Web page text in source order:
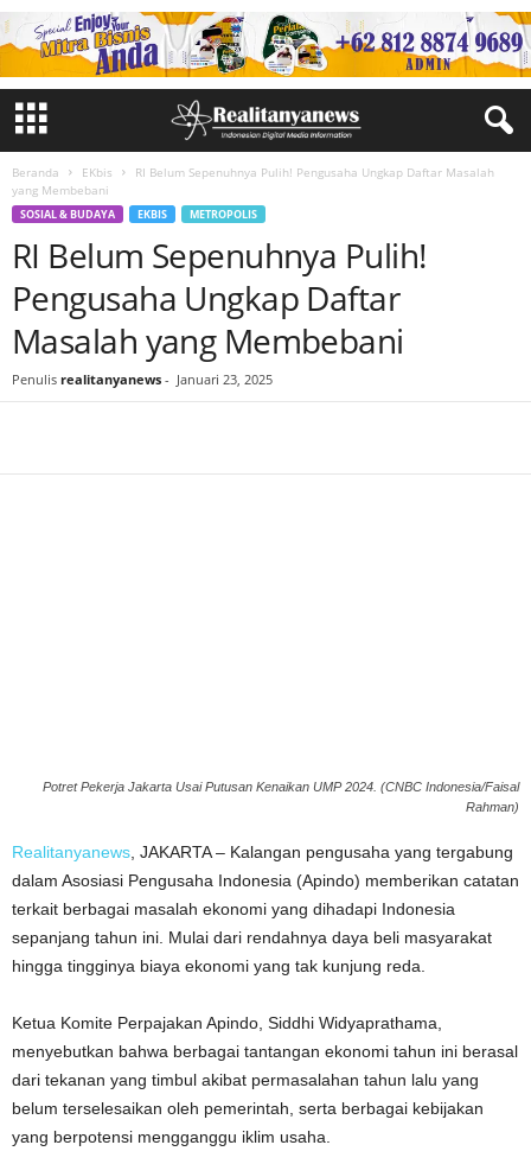
Beranda EKbis
RI Belum Sepenuhnya Pulih! Pengusaha Ungkap Daftar Masalah
yang Membebani
SOSIAL & BUDAYA EKBIS METROPOLIS
RI Belum Sepenuhnya Pulih!
Pengusaha Ungkap Daftar
Masalah yang Membebani
Penulis realitanyanews - Januari 23, 2025
Potret Pekerja Jakarta Usai Putusan Kenaikan UMP 2024. (CNBC Indonesia/Faisal
Rahman)
Realitanyanews , JAKARTA – Kalangan pengusaha yang tergabung
dalam Asosiasi Pengusaha Indonesia (Apindo) memberikan catatan
terkait berbagai masalah ekonomi yang dihadapi Indonesia
sepanjang tahun ini. Mulai dari rendahnya daya beli masyarakat
hingga tingginya biaya ekonomi yang tak kunjung reda.
Ketua Komite Perpajakan Apindo, Siddhi Widyaprathama,
menyebutkan bahwa berbagai tantangan ekonomi tahun ini berasal
dari tekanan yang timbul akibat permasalahan tahun lalu yang
belum terselesaikan oleh pemerintah, serta berbagai kebijakan
yang berpotensi mengganggu iklim usaha.